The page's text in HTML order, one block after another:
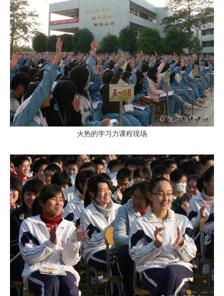
火热的学习力课程现场